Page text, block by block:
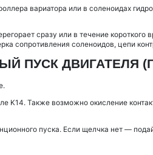
вариатора или в соленоидах
сразу или в течение
сопротивления соленоидов, цепи
ПУСК ДВИГАТЕЛЯ
K14. Также возможно окисление
пуска. Если щелчка нет —